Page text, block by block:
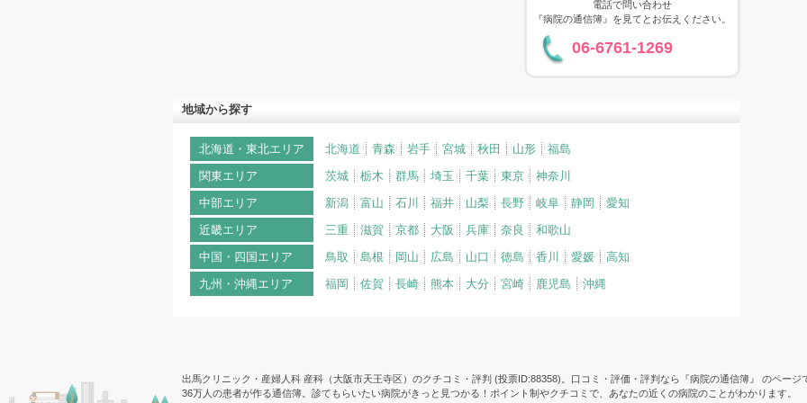
電話で問い合わせ
『病院の通信簿』を見てとお伝えください。
06-6761-1269
地域から探す
北海道・東北エリア 北海道 青森 岩手 宮城 秋田 山形
福島
関東エリア
茨城 栃木 群馬 埼玉 千葉 東京
神奈川
中部エリア
新潟 富山 石川 福井 山梨 長野 岐阜 静岡
愛知
近畿エリア
三重 滋賀 京都 大阪 兵庫 奈良
和歌山
中国・四国エリア
鳥取 島根 岡山 広島 山口 徳島 香川 愛媛
高知
九州・沖縄エリア
福岡 佐賀 長崎 熊本 大分 宮崎 鹿児島 沖縄
出馬クリニック・産婦人科 産科（大阪市天王寺区）のクチコミ・評判 (投票ID:88358)。口コミ・評価・評判なら『病院の通信簿』 のページ
36万人の患者が作る通信簿。診てもらいたい病院がきっと見つかる！ポイント制やクチコミで、あなたの近くの病院のことがわかります。